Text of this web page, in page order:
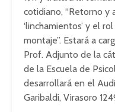
cotidiano, “Retorno y
‘linchamientos’ y el
montaje”. Estará a
Prof. Adjunto de la
de la Escuela de
desarrollará en el
Garibaldi, Virasoro